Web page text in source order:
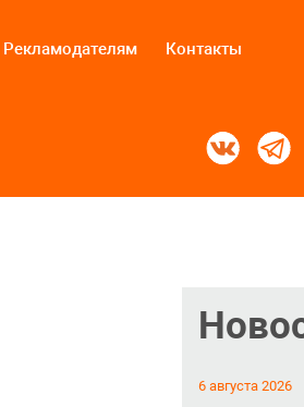
Рекламодателям Контакты
6 августа 2026